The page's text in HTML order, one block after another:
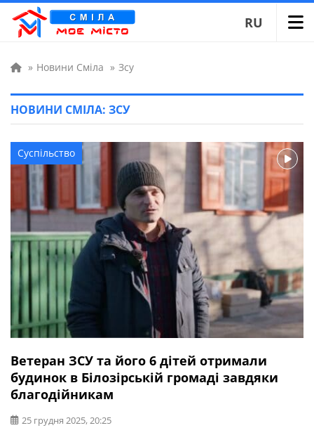
RU
» Новини Сміла » Зсу
НОВИНИ СМІЛА: ЗСУ
Суспільство
Ветеран ЗСУ та його 6 дітей отримали
будинок в Білозірській громаді завдяки
благодійникам
25 грудня 2025, 20:25